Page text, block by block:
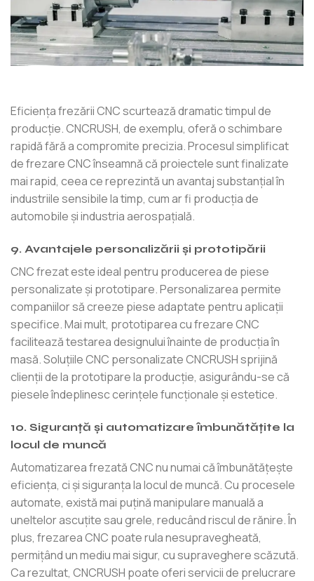
Eficiența frezării CNC scurtează dramatic timpul de
producție. CNCRUSH, de exemplu, oferă o schimbare
rapidă fără a compromite precizia. Procesul simplificat
de frezare CNC înseamnă că proiectele sunt finalizate
mai rapid, ceea ce reprezintă un avantaj substanțial în
industriile sensibile la timp, cum ar fi producția de
automobile și industria aerospațială.
9. Avantajele personalizării și prototipării
CNC frezat este ideal pentru producerea de piese
personalizate și prototipare. Personalizarea permite
companiilor să creeze piese adaptate pentru aplicații
specifice. Mai mult, prototiparea cu frezare CNC
facilitează testarea designului înainte de producția în
masă. Soluțiile CNC personalizate CNCRUSH sprijină
clienții de la prototipare la producție, asigurându-se că
piesele îndeplinesc cerințele funcționale și estetice.
10. Siguranță și automatizare îmbunătățite la
locul de muncă
Automatizarea frezată CNC nu numai că îmbunătățește
eficiența, ci și siguranța la locul de muncă. Cu procesele
automate, există mai puțină manipulare manuală a
uneltelor ascuțite sau grele, reducând riscul de rănire. În
plus, frezarea CNC poate rula nesupravegheată,
permițând un mediu mai sigur, cu supraveghere scăzută.
Ca rezultat, CNCRUSH poate oferi servicii de prelucrare